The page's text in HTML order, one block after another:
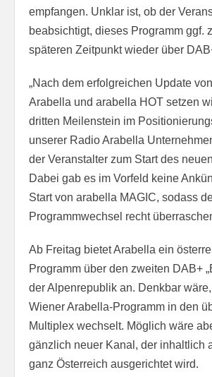
empfangen. Unklar ist, ob der
beabsichtigt, dieses Programm ggf.
späteren Zeitpunkt wieder über
„Nach dem erfolgreichen Update
Arabella und arabella HOT setzen
dritten Meilenstein im
unserer Radio Arabella
der Veranstalter zum Start des
Dabei gab es im Vorfeld keine
Start von arabella MAGIC, sodass
Programmwechsel recht
Ab Freitag bietet Arabella ein
Programm über den zweiten DAB+
der Alpenrepublik an. Denkbar
Wiener Arabella-Programm in den
Multiplex wechselt. Möglich wäre
gänzlich neuer Kanal, der inhaltlich
ganz Österreich ausgerichtet wird.